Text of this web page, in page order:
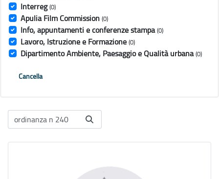
Interreg (0)
Apulia Film Commission (0)
Info, appuntamenti e conferenze stampa (0)
Lavoro, Istruzione e Formazione (0)
Dipartimento Ambiente, Paesaggio e Qualità urbana (0)
Cancella